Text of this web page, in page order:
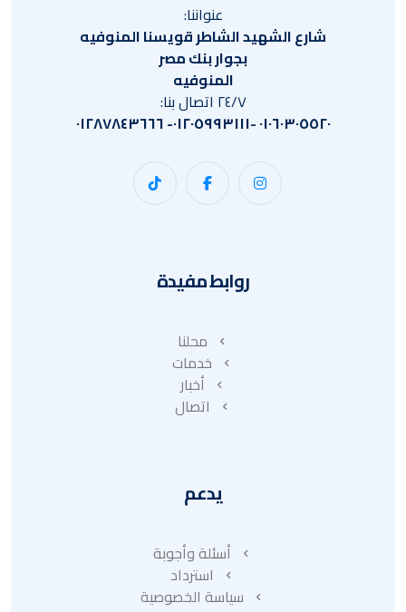
عنواننا:
شارع الشهيد الشاطر قويسنا المنوفيه
بجوار بنك مصر
المنوفيه
٢٤/٧ اتصال بنا:
٠١٠٦٠٣٠٥٥٢٠ -٠١٢٠٥٩٩٣١١١- ٠١٢٨٧٨٤٣٦٦٦
روابط مفيدة
محلنا
خدمات
أخبار
اتصال
يدعم
أسئلة وأجوبة
استرداد
سياسة الخصوصية